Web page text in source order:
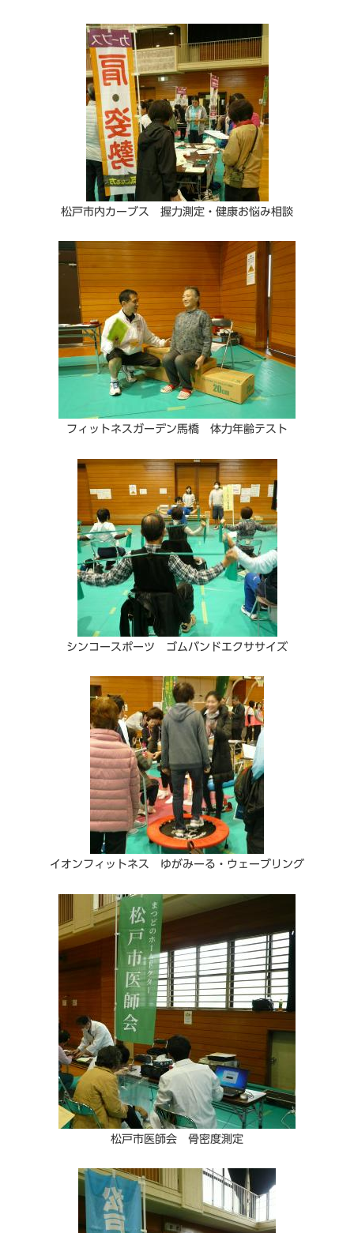
松戸市内カーブス 握力測定・健康お悩み相談
フィットネスガーデン馬橋 体力年齢テスト
シンコースポーツ ゴムバンドエクササイズ
イオンフィットネス ゆがみーる・ウェーブリング
松戸市医師会 骨密度測定